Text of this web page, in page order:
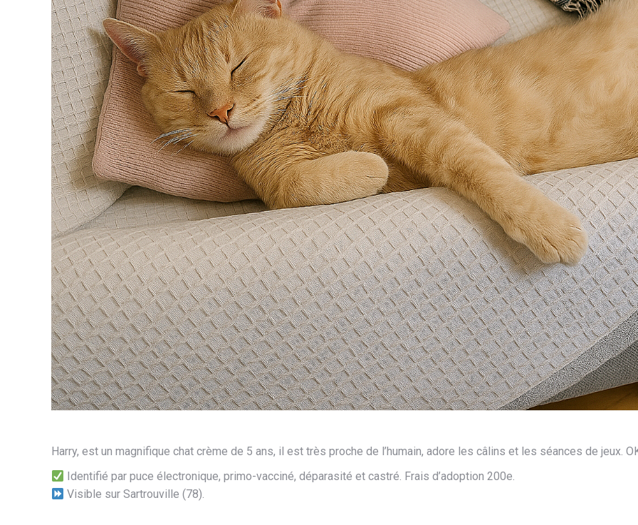
Harry, est un magnifique chat crème de 5 ans, il est très proche de l’humain, adore les câlins et les séances de jeux.
Identifié par puce électronique, primo-vacciné, déparasité et castré. Frais d’adoption 200e.
Visible sur Sartrouville (78).